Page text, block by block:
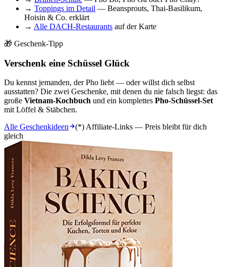
→ Toppings im Detail — Beansprouts, Thai-Basilikum,
Hoisin & Co. erklärt
→ Alle DACH-Restaurants auf der Karte
🎁 Geschenk-Tipp
Verschenk eine Schüssel Glück
Du kennst jemanden, der Pho liebt — oder willst dich selbst
ausstatten? Die zwei Geschenke, mit denen du nie falsch liegst: das
große Vietnam-Kochbuch und ein komplettes Pho-Schüssel-Set
mit Löffel & Stäbchen.
Alle Geschenkideen
(*) Affiliate-Links — Preis bleibt für dich
gleich